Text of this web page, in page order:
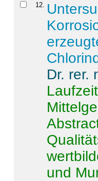
12
Dr. rer.
und